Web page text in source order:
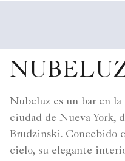
Nubeluz es un bar en
ciudad de Nueva York,
Brudzinski. Concebido
cielo, su elegante